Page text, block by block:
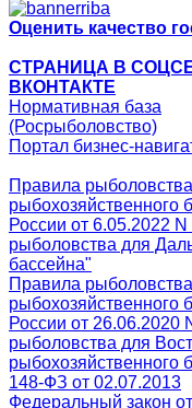
Оценить качество
СТРАНИЦА В
ВКОНТАКТЕ
Нормативная база
(Росрыболовство)
Портал бизнес-
Правила
рыбохозяйственного
России от 6.05.2022
рыболовства для
бассейна"
Правила
рыбохозяйственного
России от 26.06.2020
рыболовства для
рыбохозяйственного
148-ФЗ от 02.07.2013
Федеральный закон